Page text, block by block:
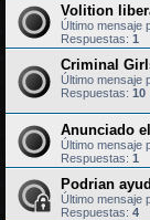
Volition
Último mensaje
Respuestas: 1
Criminal
Último mensaje
Respuestas: 10
Anunciado
Último mensaje
Respuestas: 1
Podrian
Último mensaje
Respuestas: 4